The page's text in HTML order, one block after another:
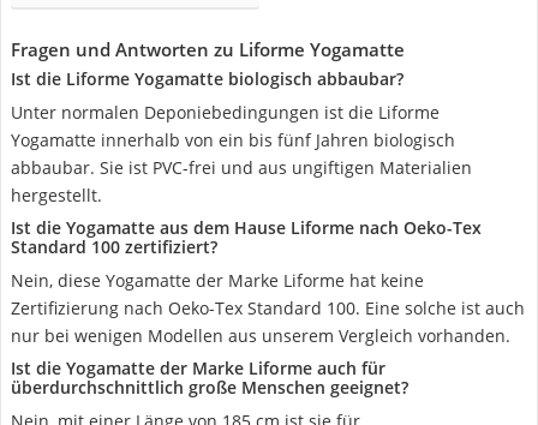
Fragen und Antworten zu Liforme Yogamatte
Ist die Liforme Yogamatte biologisch abbaubar?
Unter normalen Deponiebedingungen ist die Liforme
Yogamatte innerhalb von ein bis fünf Jahren biologisch
abbaubar. Sie ist PVC-frei und aus ungiftigen Materialien
hergestellt.
Ist die Yogamatte aus dem Hause Liforme nach Oeko-Tex
Standard 100 zertifiziert?
Nein, diese Yogamatte der Marke Liforme hat keine
Zertifizierung nach Oeko-Tex Standard 100. Eine solche ist auch
nur bei wenigen Modellen aus unserem Vergleich vorhanden.
Ist die Yogamatte der Marke Liforme auch für
überdurchschnittlich große Menschen geeignet?